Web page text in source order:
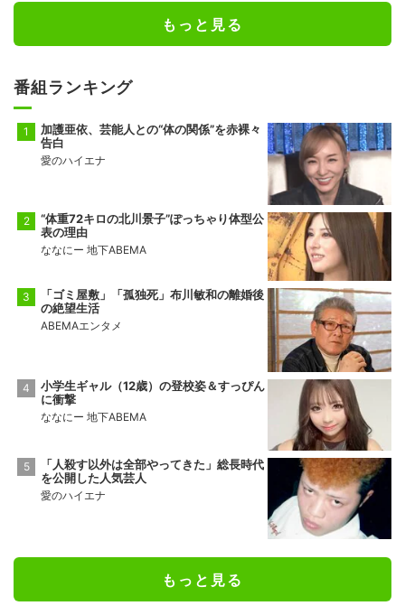
もっと見る
番組ランキング
加護亜依、芸能人との“体の関係”を赤裸々
告白
愛のハイエナ
“体重72キロの北川景子”ぽっちゃり体型公
表の理由
ななにー 地下ABEMA
「ゴミ屋敷」「孤独死」布川敏和の離婚後
の絶望生活
ABEMAエンタメ
小学生ギャル（12歳）の登校姿＆すっぴん
に衝撃
ななにー 地下ABEMA
「人殺す以外は全部やってきた」総長時代
を公開した人気芸人
愛のハイエナ
もっと見る